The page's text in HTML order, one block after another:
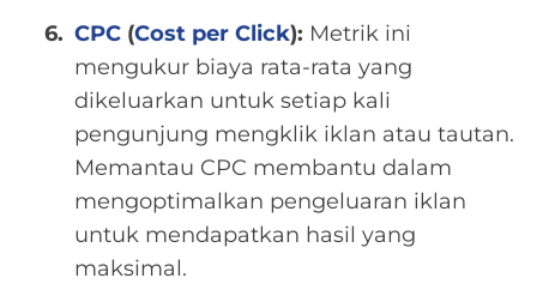
CPC (Cost per Click): Metrik ini
mengukur biaya rata-rata yang
dikeluarkan untuk setiap kali
pengunjung mengklik iklan atau tautan.
Memantau CPC membantu dalam
mengoptimalkan pengeluaran iklan
untuk mendapatkan hasil yang
maksimal.